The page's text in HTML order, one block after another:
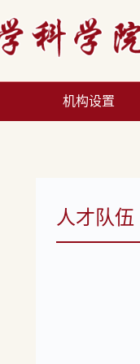
机构设置
人才队伍